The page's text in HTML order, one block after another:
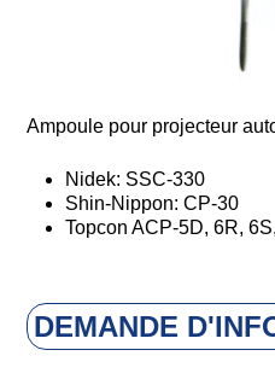
Ampoule pour projecteur
Nidek: SSC-330
Shin-Nippon: CP-30
Topcon ACP-5D, 6R,
DEMANDE